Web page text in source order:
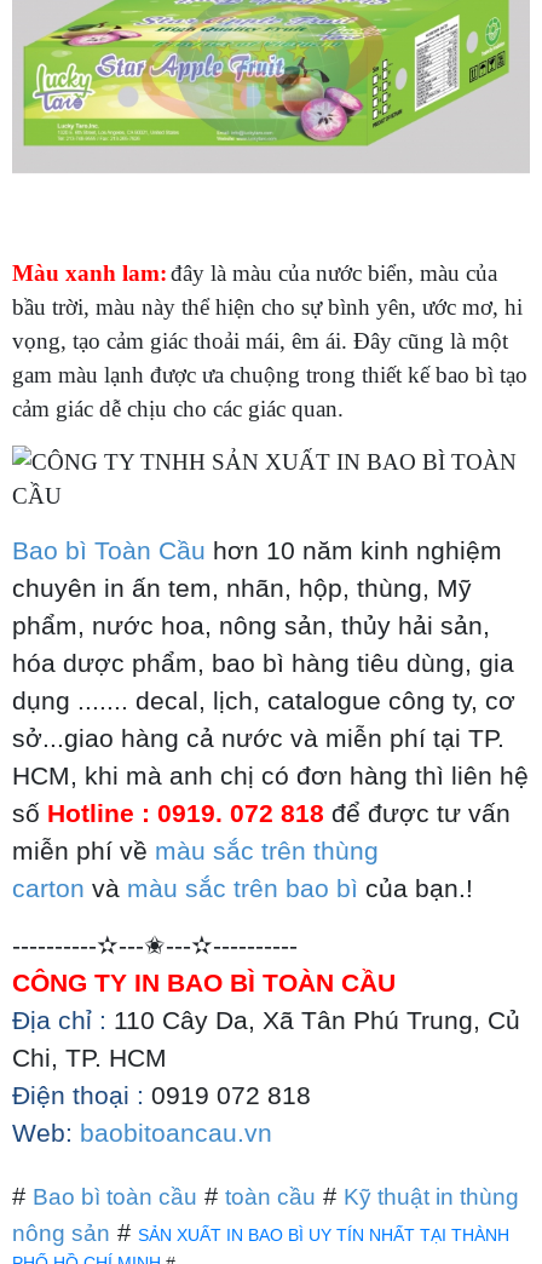
Màu xanh lam:đây là màu của nước biển, màu của
bầu trời, màu này thể hiện cho sự bình yên, ước mơ, hi
vọng, tạo cảm giác thoải mái, êm ái. Đây cũng là một
gam màu lạnh được ưa chuộng trong thiết kế bao bì tạo
cảm giác dễ chịu cho các giác quan.
Bao bì Toàn Cầu hơn 10 năm kinh nghiệm
chuyên in ấn tem, nhãn, hộp, thùng, Mỹ
phẩm, nước hoa, nông sản, thủy hải sản,
hóa dược phẩm, bao bì hàng tiêu dùng, gia
dụng ....... decal, lịch, catalogue công ty, cơ
sở...giao hàng cả nước và miễn phí tại TP.
HCM, khi mà anh chị có đơn hàng thì liên hệ
số Hotline : 0919. 072 818 để được tư vấn
miễn phí về màu sắc trên thùng
carton và màu sắc trên bao bì của bạn.!
----------✫---✬---✫----------
CÔNG TY IN BAO BÌ TOÀN CẦU
Địa chỉ : 110 Cây Da, Xã Tân Phú Trung, Củ
Chi, TP. HCM
Điện thoại : 0919 072 818
Web: baobitoancau.vn
# Bao bì toàn cầu # toàn cầu # Kỹ thuật in thùng
nông sản # SẢN XUẤT IN BAO BÌ UY TÍN NHẤT TẠI THÀNH